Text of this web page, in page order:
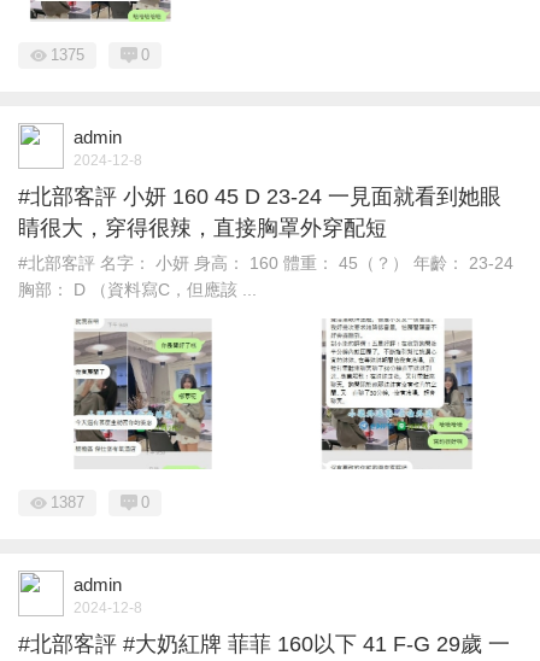
1375 0
admin
2024-12-8
#北部客評 小妍 160 45 D 23-24 一見面就看到她眼
睛很大，穿得很辣，直接胸罩外穿配短
#北部客評 名字： 小妍 身高： 160 體重： 45（？） 年齡： 23-24
胸部： D （資料寫C，但應該 ...
1387 0
admin
2024-12-8
#北部客評 #大奶紅牌 菲菲 160以下 41 F-G 29歲 一